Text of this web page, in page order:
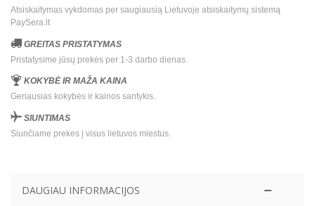
Atsiskaitymas vykdomas per saugiausią Lietuvoje atsiskaitymų sistemą
PaySera.lt
GREITAS PRISTATYMAS
Pristatysime jūsų prekės per 1-3 darbo dienas.
KOKYBĖ IR MAŽA KAINA
Geriausias kokybės ir kainos santykis.
SIUNTIMAS
Siunčiame prekes į visus lietuvos miestus.
DAUGIAU INFORMACIJOS